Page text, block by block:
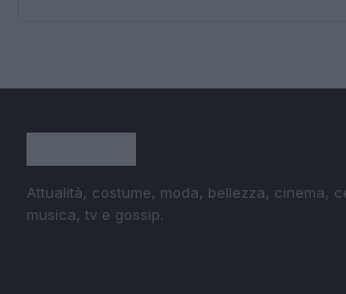
Attualità, costume, moda, bellezza, cinema,
musica, tv e gossip.